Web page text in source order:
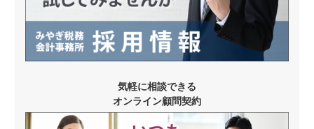
気軽に相談できる
オンライン顧問契約